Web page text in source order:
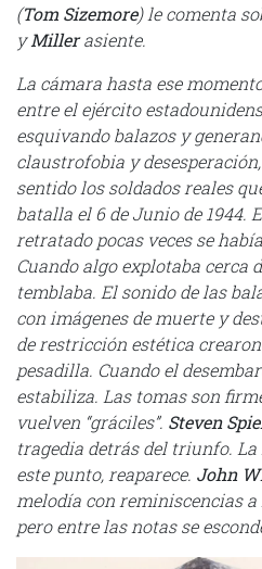
(Tom Sizemore) le comenta
yMillerasiente.
La cámara hasta ese
entre el ejército
esquivando balazos y
claustrofobia y
sentido los soldados reales
batalla el 6 de Junio de 1944.
retratado pocas veces se
Cuando algo explotaba cerca
temblaba. El sonido de las
con imágenes de muerte y
de restricción estética
pesadilla. Cuando el
estabiliza. Las tomas son
vuelven “gráciles”. Steven
tragedia detrás del triunfo.
este punto, reaparece. John
melodía con reminiscencias
pero entre las notas se